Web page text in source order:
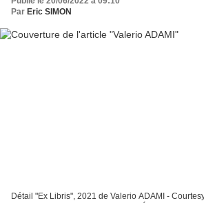
Par Eric SIMON
Détail "Ex Libris", 2021 de Valerio ADAMI -